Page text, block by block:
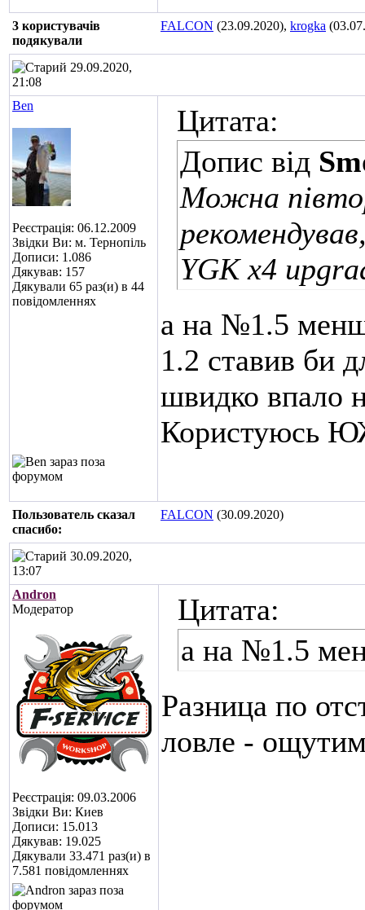
3 користувачів
подякували
FALCON (23.09.2020), krogka
29.09.2020,
21:08
Ben
Реєстрація: 06.12.2009
Звідки Ви: м. Тернопіль
Дописи: 1.086
Дякував: 157
Дякували 65 раз(и) в 44
повідомленнях
Цитата:
Допис від
Можна
YGK x4
а на №1.5
1.2 ставив би
швидко впало
Користуюсь
Пользователь сказал
cпасибо:
FALCON (30.09.2020)
30.09.2020,
13:07
Andron
Модератор
Реєстрація: 09.03.2006
Звідки Ви: Киев
Дописи: 15.013
Дякував: 19.025
Дякували 33.471 раз(и) в
7.581 повідомленнях
Цитата:
а на №1.5
Разница по
ловле -